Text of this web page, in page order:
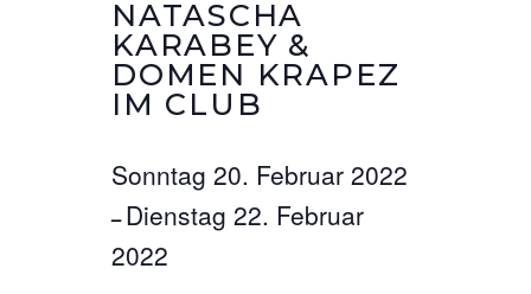
NATASCHA
KARABEY &
DOMEN KRAPEZ
IM CLUB
Sonntag 20. Februar 2022
–Dienstag 22. Februar
2022